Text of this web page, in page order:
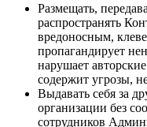
Размещать,
распространять
вредоносным,
пропагандирует
нарушает
содержит угрозы,
Выдавать себя за
организации без
сотрудников